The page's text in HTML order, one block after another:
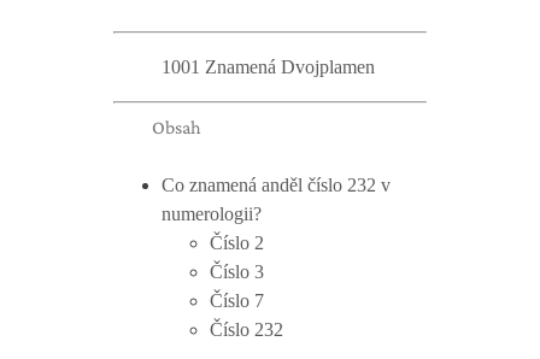
1001 Znamená Dvojplamen
Obsah
Co znamená anděl číslo 232 v
numerologii?
Číslo 2
Číslo 3
Číslo 7
Číslo 232